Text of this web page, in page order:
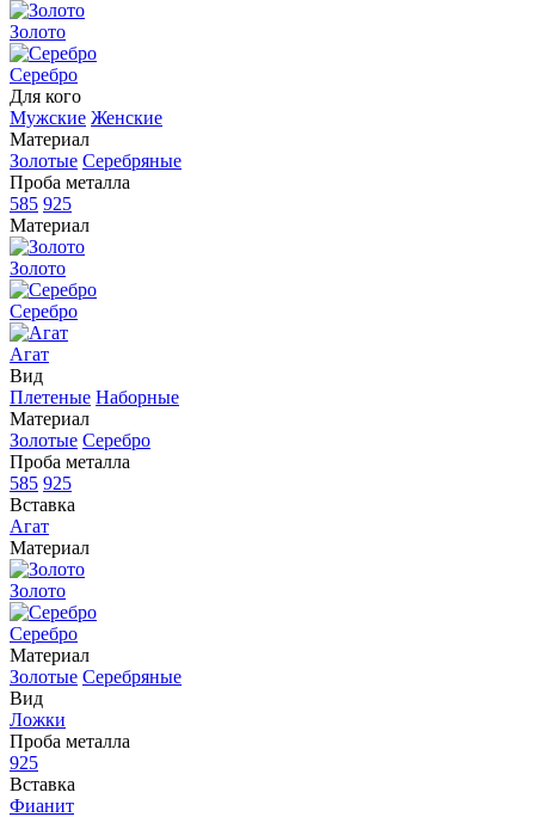
Золото
Серебро
Для кого
Мужские Женские
Материал
Золотые Серебряные
Проба металла
585 925
Материал
Золото
Серебро
Агат
Вид
Плетеные Наборные
Материал
Золотые Серебро
Проба металла
585 925
Вставка
Агат
Материал
Золото
Серебро
Материал
Золотые Серебряные
Вид
Ложки
Проба металла
925
Вставка
Фианит